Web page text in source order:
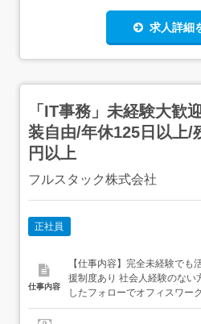
求人詳細
「IT事務」未経験大歓
装自由/年休125日以上/
円以上
フルスタック株式会社
正社員
仕事内容
【仕事内容】完全未経験でも
援制度あり 社会人経験のない方、第二新卒も大歓迎! 充実
したフォローでオフィスワー
フィスとして、ITプロジェク